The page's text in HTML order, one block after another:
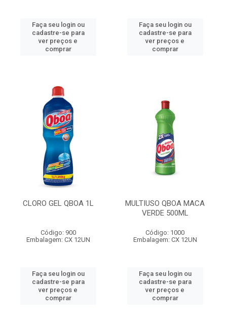
Faça seu login ou
cadastre-se para
ver preços e
comprar
Faça seu login ou
cadastre-se para
ver preços e
comprar
CLORO GEL QBOA 1L
Código: 900
Embalagem: CX 12UN
Faça seu login ou
cadastre-se para
ver preços e
comprar
MULTIUSO QBOA MACA
VERDE 500ML
Código: 1000
Embalagem: CX 12UN
Faça seu login ou
cadastre-se para
ver preços e
comprar